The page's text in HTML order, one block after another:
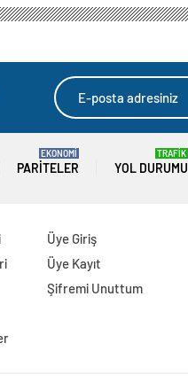
PARITELER
EKONOMİ
YOL DURUMU
TRAFİK
Üye Giriş
Üye Kayıt
Şifremi Unuttum